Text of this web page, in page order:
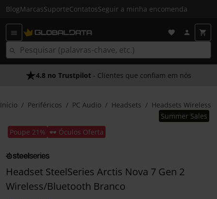
BlogMarcasSuporteContatosSeguir a minha encomenda
4.8 no Trustpilot - Clientes que confiam em nós
Início Periféricos PC Audio Headsets Headsets Wireless
Poupe 21% 🕶️ Óculos Oferta
Summer Sales
Headset SteelSeries Arctis Nova 7 Gen 2
Wireless/Bluetooth Branco